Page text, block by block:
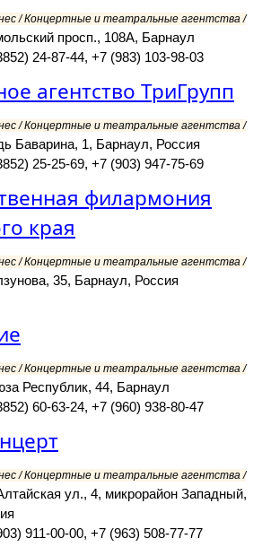
/ Концертные и театральные агентства /
просп., 108А, Барнаул
24-87-44, +7 (983) 103-98-03
агентство ТриГрупп
/ Концертные и театральные агентства /
Баварина, 1, Барнаул, Россия
25-25-69, +7 (903) 947-75-69
филармония
края
/ Концертные и театральные агентства /
35, Барнаул, Россия
/ Концертные и театральные агентства /
Республик, 44, Барнаул
60-63-24, +7 (960) 938-80-47
/ Концертные и театральные агентства /
ул., 4, микрорайон Западный,
911-00-00, +7 (963) 508-77-77